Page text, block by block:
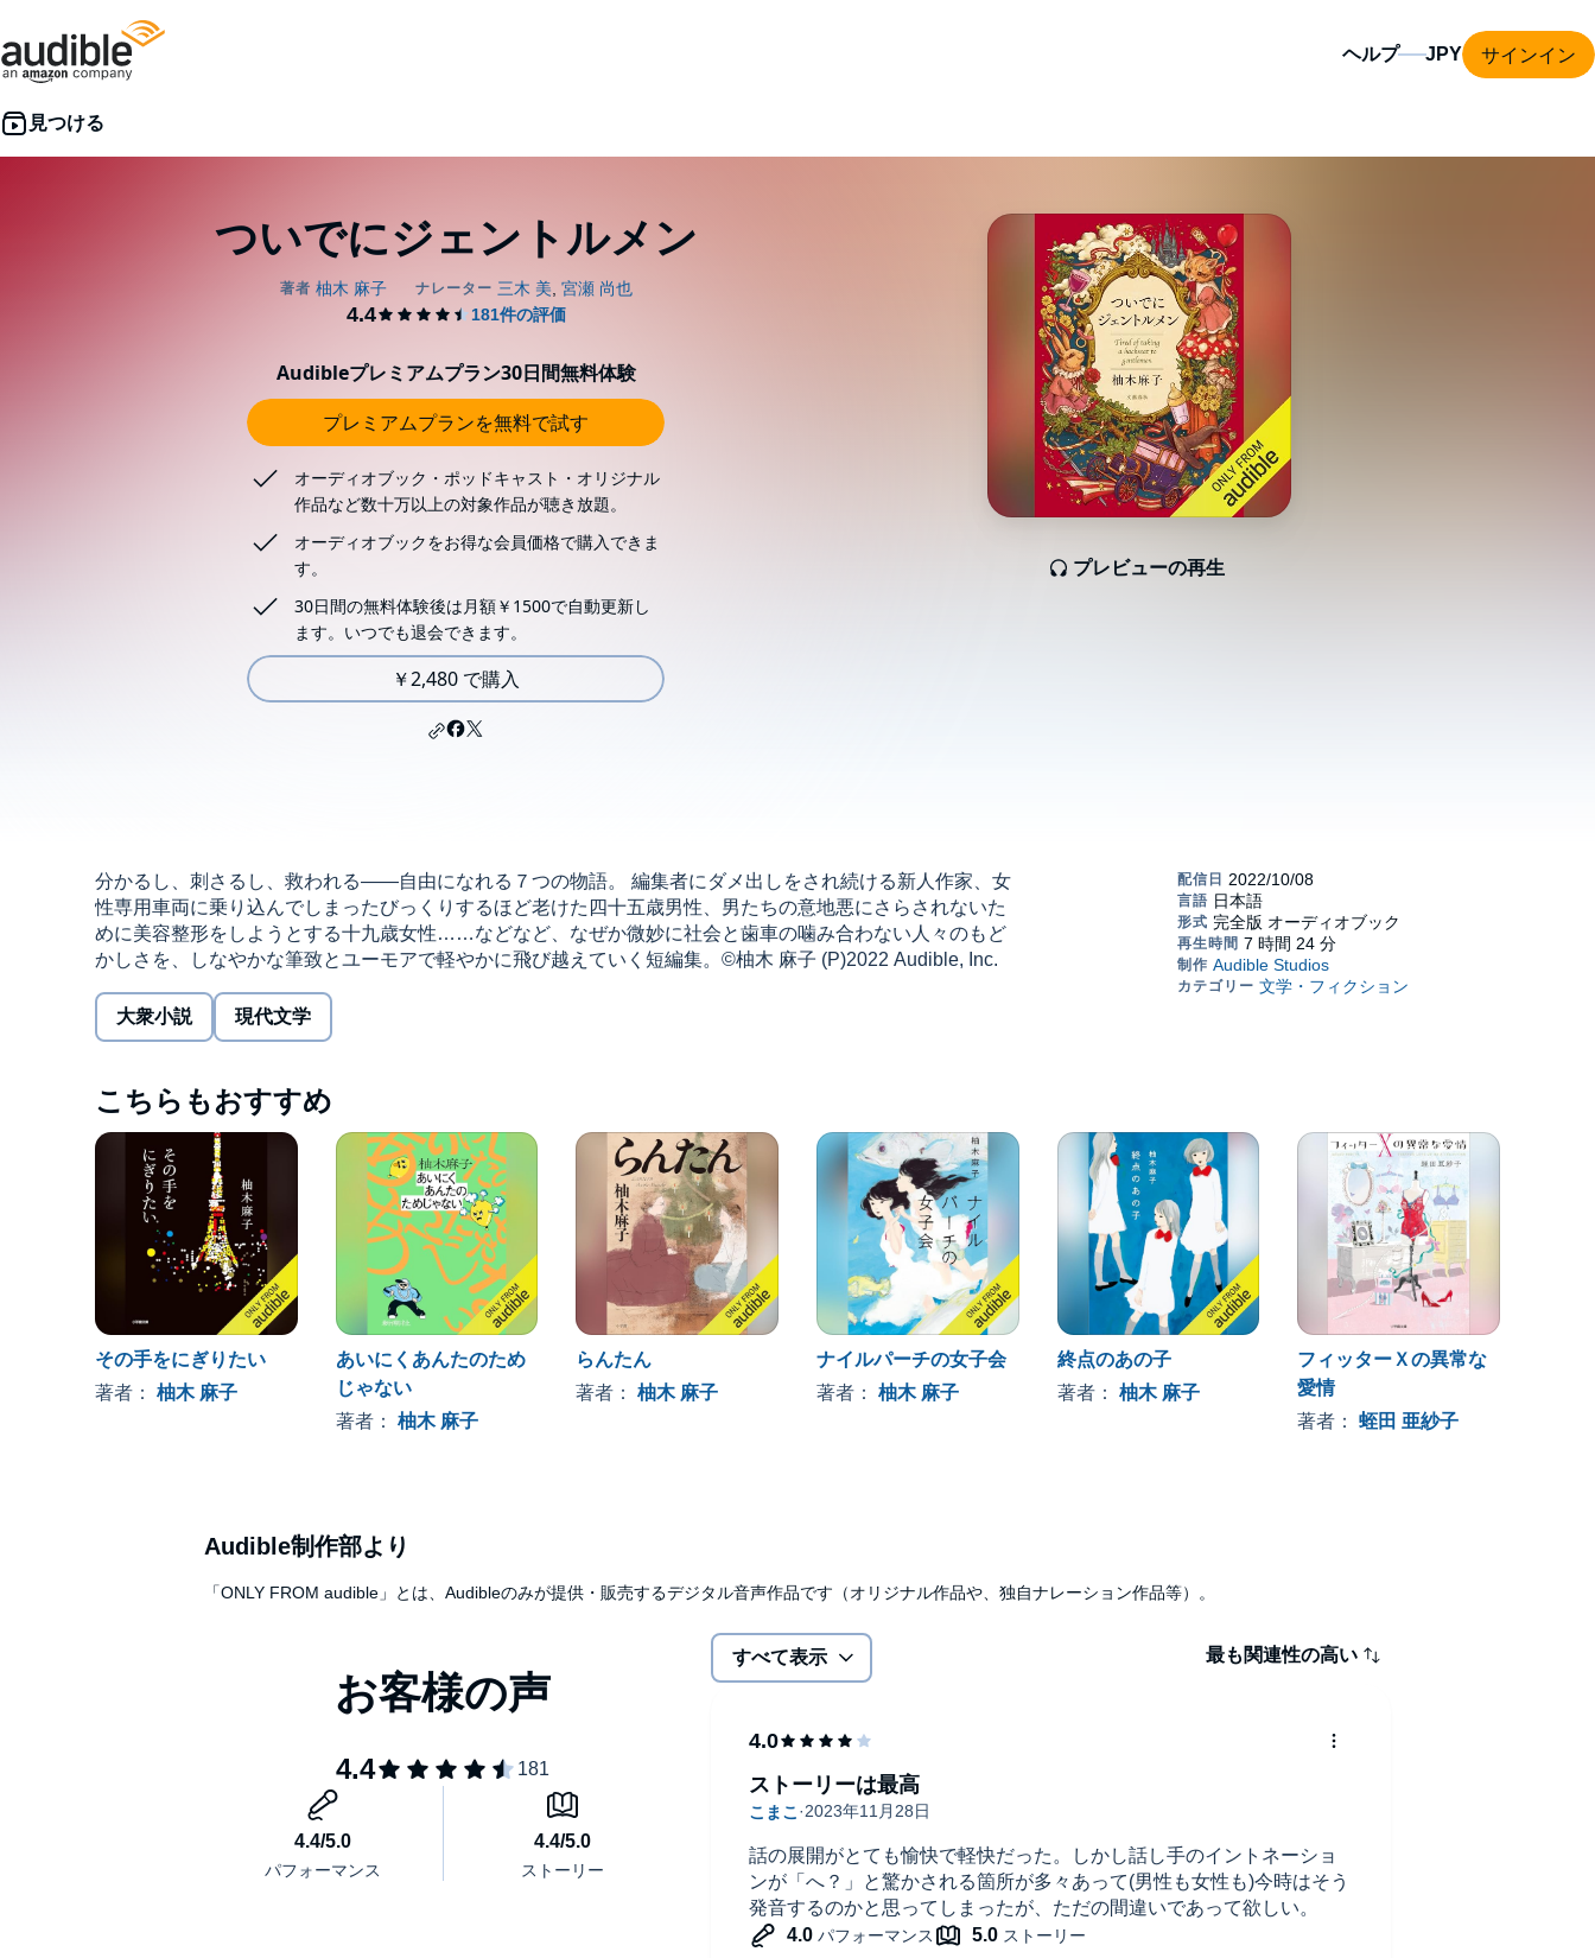
ヘルプ サインイン
ついでにジェントルメン
プレビューの再生
Audibleプレミアムプラン30日間無料体験
プレミアムプランを無料で試す
オーディオブック・ポッドキャスト・オリジナル
作品など数十万以上の対象作品が聴き放題。
オーディオブックをお得な会員価格で購入できま
す。
30日間の無料体験後は月額￥1500で自動更新し
ます。いつでも退会できます。
￥2,480 で購入
分かるし、刺さるし、救われる――自由になれる７つの物語。 編集者にダメ出しをされ続ける新人作家、女
性専用車両に乗り込んでしまったびっくりするほど老けた四十五歳男性、男たちの意地悪にさらされないた
めに美容整形をしようとする十九歳女性……などなど、なぜか微妙に社会と歯車の噛み合わない人々のもど
かしさを、しなやかな筆致とユーモアで軽やかに飛び越えていく短編集。©柚木 麻子 (P)2022 Audible, Inc.
大衆小説 現代文学
こちらもおすすめ
その手をにぎりたい
著者： 柚木 麻子
あいにくあんたのため
じゃない
著者： 柚木 麻子
らんたん
著者：柚木 麻子
ナイルパーチの女子会
著者： 柚木 麻子
終点のあの子
著者： 柚木 麻子
フィッターＸの異常な
愛情
著者：蛭田 亜紗子
Audible制作部より
「ONLY FROM audible」とは、Audibleのみが提供・販売するデジタル音声作品です（オリジナル作品や、独自ナレーション作品等）。
すべて表示 最も関連性の高い
話の展開がとても愉快で軽快だった。しかし話し手のイントネーショ
ンが「へ？」と驚かされる箇所が多々あって(男性も女性も)今時はそう
発音するのかと思ってしまったが、ただの間違いであって欲しい。
ストーリーは最高